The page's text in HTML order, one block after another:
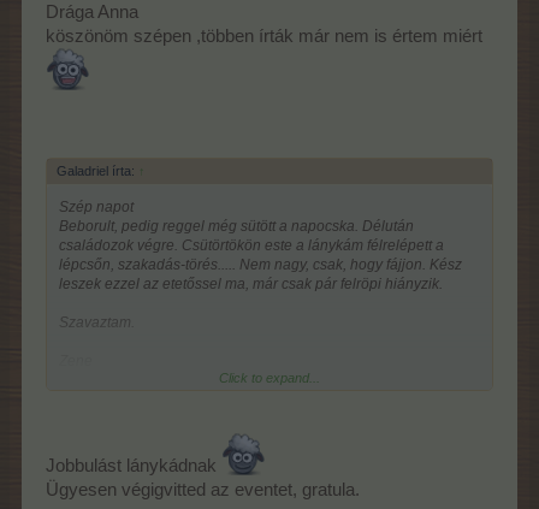
Ügyesek vagytok, hogy készen van a tenyésztős event nálatok,
én sem vártam meg az 1 tápos tenyésztést, lezavartam gyorsan,
majd tenyésztek még egy párat az egytápossal, sok tenyésztés
Piccolo, se Mamutfa nem jött még, csak"apróságok", majd
jönnek ezután, remélem.
Tina, aranyos az új bannered, jót választottál, illik hozzád.
Szép álmokat mindenkinek!
Drága Anna
köszönöm szépen ,többen írták már nem is értem miért
Galadriel írta: ↑
Szép napot
Beborult, pedig reggel még sütött a napocska. Délután
családozok végre. Csütörtökön este a lánykám félrelépett a
lépcsőn, szakadás-törés..... Nem nagy, csak, hogy fájjon. Kész
leszek ezzel az etetőssel ma, már csak pár felröpi hiányzik.
Szavaztam.
Click to expand...
Jobbulást lánykádnak
Ügyesen végigvitted az eventet, gratula.